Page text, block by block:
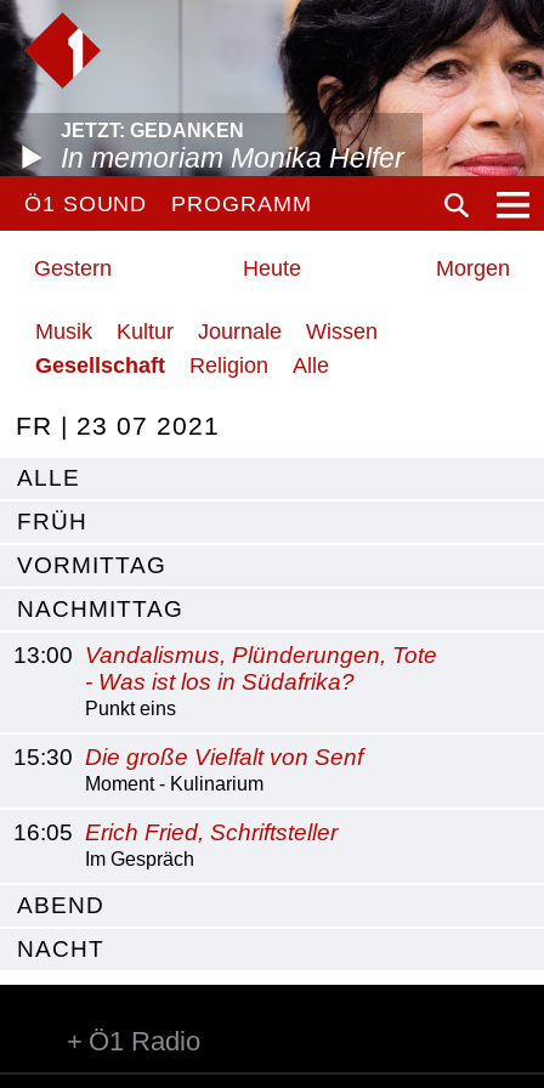
JETZT: GEDANKEN
In memoriam Monika Helfer
Ö1 SOUND PROGRAMM
Gestern Heute Morgen
Musik Kultur Journale
Wissen
Gesellschaft
Religion Alle
FR | 23 07 2021
ALLE
FRÜH
VORMITTAG
NACHMITTAG
13:00 Vandalismus, Plünderungen, Tote
- Was ist los in Südafrika?
Punkt eins
15:30 Die große Vielfalt von Senf
Moment - Kulinarium
16:05 Erich Fried, Schriftsteller
Im Gespräch
ABEND
NACHT
Ö1 Radio